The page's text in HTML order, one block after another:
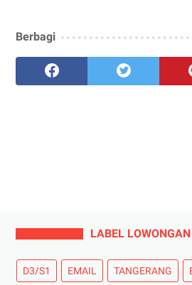
Berbagi
LABEL
D3/S1 EMAIL TANGERANG